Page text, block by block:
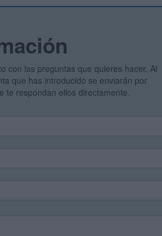
con las preguntas que quieres hacer. Al
que has introducido se enviarán por
te respondan ellos directamente.